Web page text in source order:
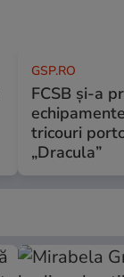
GSP.RO
FCSB și-a
tricouri
„Dracula”